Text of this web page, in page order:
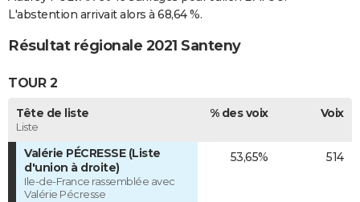
L'abstention arrivait alors à 68,64 %.
Résultat régionale 2021 Santeny
TOUR 2
Tête de liste
Liste
% des voix Voix
Valérie PÉCRESSE (Liste
d'union à droite)
Ile-de-France rassemblée avec
Valérie Pécresse
53,65% 514